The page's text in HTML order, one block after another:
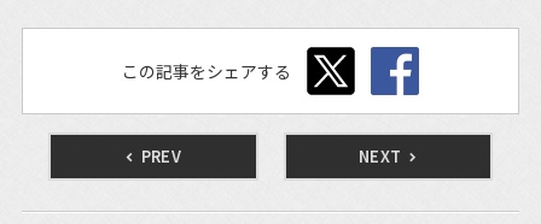
この記事をシェアする
PREV NEXT